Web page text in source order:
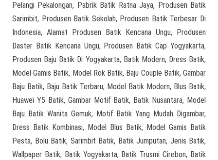
Pelangi Pekalongan, Pabrik Batik Ratna Jaya, Produsen Batik
Sarimbit, Produsen Batik Sekolah, Produsen Batik Terbesar Di
Indonesia, Alamat Produsen Batik Kencana Ungu, Produsen
Daster Batik Kencana Ungu, Produsen Batik Cap Yogyakarta,
Produsen Baju Batik Di Yogyakarta, Batik Modern, Dress Batik,
Model Gamis Batik, Model Rok Batik, Baju Couple Batik, Gambar
Baju Batik, Baju Batik Terbaru, Model Batik Modern, Blus Batik,
Huawei Y5 Batik, Gambar Motif Batik, Batik Nusantara, Model
Baju Batik Wanita Gemuk, Motif Batik Yang Mudah Digambar,
Dress Batik Kombinasi, Model Blus Batik, Model Gamis Batik
Pesta, Bolu Batik, Sarimbit Batik, Batik Jumputan, Jenis Batik,
Wallpaper Batik, Batik Yogyakarta, Batik Trusmi Cirebon, Batik